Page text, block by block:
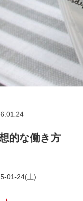
的な働き方
01-24(土)